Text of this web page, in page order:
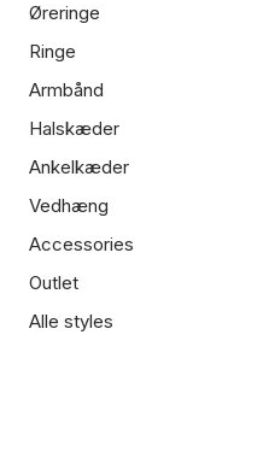
Øreringe
Ringe
Armbånd
Halskæder
Ankelkæder
Vedhæng
Accessories
Outlet
Alle styles